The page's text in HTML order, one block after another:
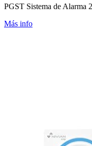
PGST Sistema de Alarma
Más info